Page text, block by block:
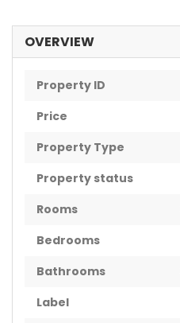
OVERVIEW
Property ID
Price
Property Type
Property status
Rooms
Bedrooms
Bathrooms
Label